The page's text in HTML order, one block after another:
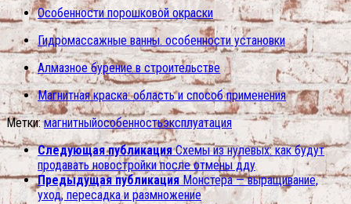
Особенности порошковой окраски
Гидромассажные ванны. особенности установки
Алмазное бурение в строительстве
Магнитная краска: область и способ применения
Метки: магнитныйособенностьэксплуатация
Следующая публикация Схемы из нулевых: как будут
продавать новостройки после отмены дду
Предыдущая публикация Монстера — выращивание,
уход, пересадка и размножение